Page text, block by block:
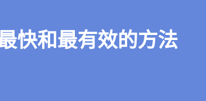
快和最有效的方法